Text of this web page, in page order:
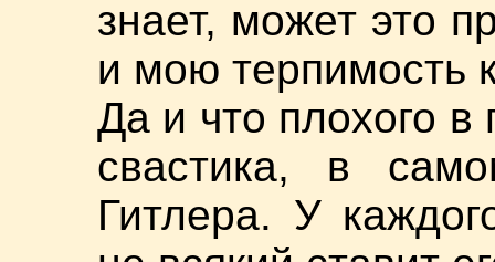
знает, может это
и мою терпимость
Да и что плохого
свастика, в
Гитлера. У